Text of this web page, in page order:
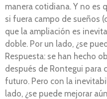
manera cotidiana. Y no es
si fuera campo de sueños
que la ampliación es
doble. Por un lado, ¿se
Respuesta: se han hecho
después de Rontegui para
futuro. Pero con la
lado, ¿se puede mejorar